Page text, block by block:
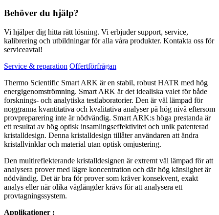
Behöver du hjälp?
Vi hjälper dig hitta rätt lösning. Vi erbjuder support, service,
kalibrering och utbildningar för alla våra produkter. Kontakta oss för
serviceavtal!
Service & reparation Offertförfrågan
Thermo Scientific Smart ARK är en stabil, robust HATR med hög
energigenomströmning. Smart ARK är det idealiska valet för både
forsknings- och analytiska testlaboratorier. Den är väl lämpad för
noggranna kvantitativa och kvalitativa analyser på hög nivå eftersom
provpreparering inte är nödvändig. Smart ARK:s höga prestanda är
ett resultat av hög optisk insamlingseffektivitet och unik patenterad
kristalldesign. Denna kristalldesign tillåter användaren att ändra
kristallvinklar och material utan optisk omjustering.
Den multireflekterande kristalldesignen är extremt väl lämpad för att
analysera prover med lägre koncentration och där hög känslighet är
nödvändig. Det är bra för prover som kräver konsekvent, exakt
analys eller när olika väglängder krävs för att analysera ett
provtagningssystem.
Applikationer :